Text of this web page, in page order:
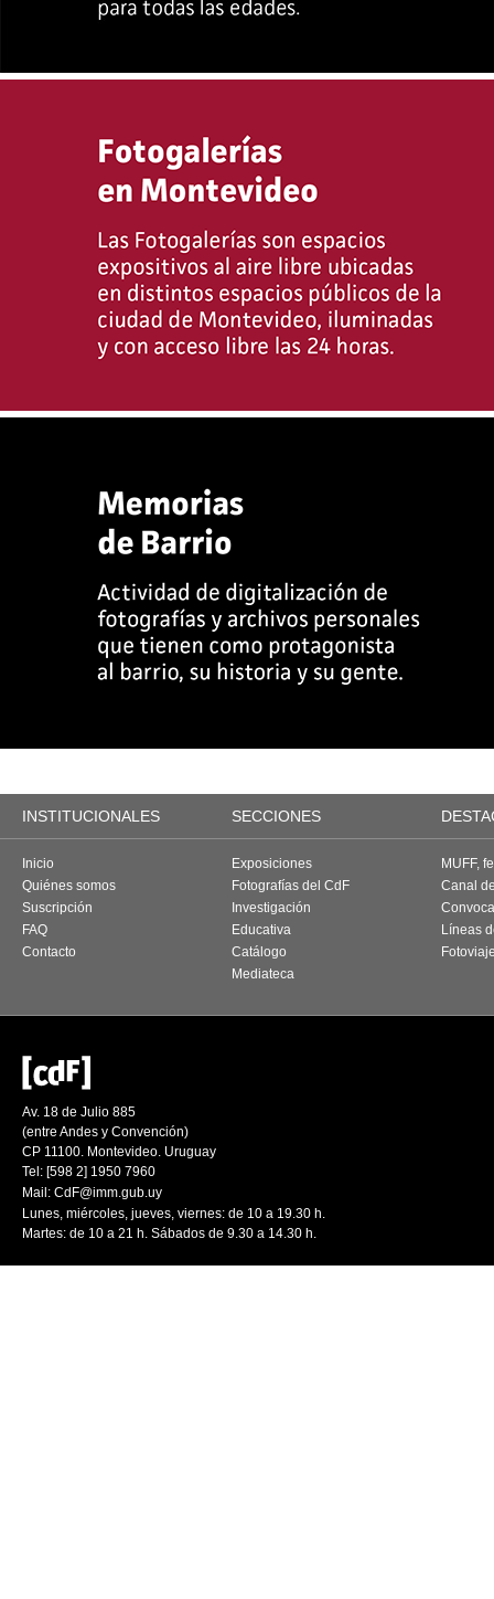
INSTITUCIONALES SECCIONES
Inicio
Quiénes somos
Suscripción
FAQ
Contacto
Exposiciones
Fotografías del CdF
Investigación
Educativa
Catálogo
Mediateca
MUFF,
Canal
Líneas
Av. 18 de Julio 885
(entre Andes y Convención)
CP 11100. Montevideo. Uruguay
Tel: [598 2] 1950 7960
Mail: CdF@imm.gub.uy
Lunes, miércoles, jueves, viernes: de 10 a 19.30 h.
Martes: de 10 a 21 h. Sábados de 9.30 a 14.30 h.